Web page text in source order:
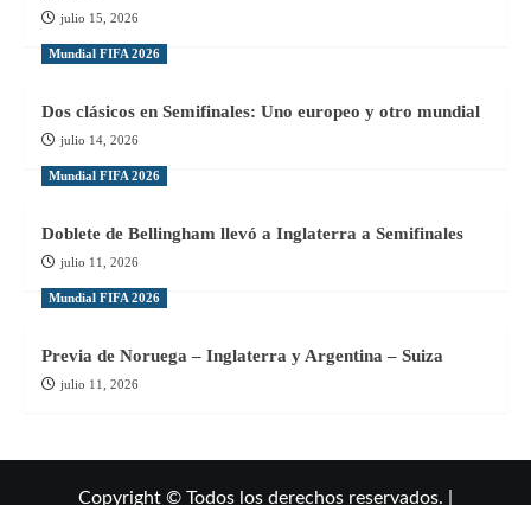
julio 15, 2026
Mundial FIFA 2026
Dos clásicos en Semifinales: Uno europeo y otro mundial
julio 14, 2026
Mundial FIFA 2026
Doblete de Bellingham llevó a Inglaterra a Semifinales
julio 11, 2026
Mundial FIFA 2026
Previa de Noruega – Inglaterra y Argentina – Suiza
julio 11, 2026
Copyright © Todos los derechos reservados. |